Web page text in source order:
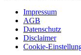
Impressum
AGB
Datenschutz
Disclaimer
Cookie-